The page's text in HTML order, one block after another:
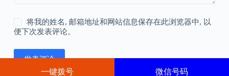
将我的姓名, 邮箱地址和网站信息保存在此浏览器中, 以
便下次发表评论。
发表评论
一键拨号 微信号码